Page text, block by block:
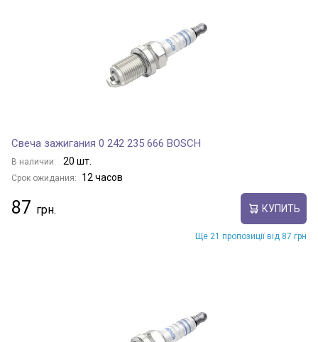
Свеча зажигания 0 242 235 666 BOSCH
В наличии: 20 шт.
Срок ожидания: 12 часов
87 КУПИТЬ
Ще 21 пропозиції від 87 грн